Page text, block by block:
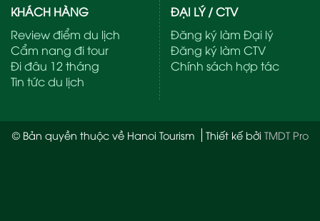
KHÁCH HÀNG
Review điểm du lịch
Cẩm nang đi tour
Đi đâu 12 tháng
Tin tức du lịch
ĐẠI LÝ / CTV
Đăng ký làm Đại lý
Đăng ký làm CTV
Chính sách hợp tác
© Bản quyền thuộc về Hanoi Tourism Thiết kế bởi TMDT Pro